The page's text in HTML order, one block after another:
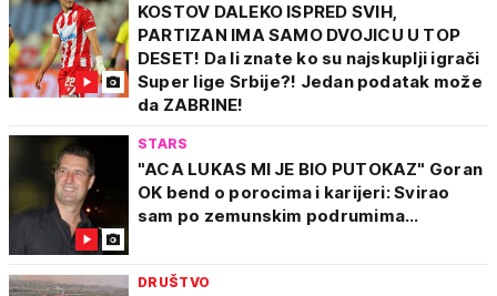
KOSTOV DALEKO ISPRED SVIH,
PARTIZAN IMA SAMO DVOJICU U TOP
DESET! Da li znate ko su najskuplji igrači
Super lige Srbije?! Jedan podatak može
da ZABRINE!
STARS
"ACA LUKAS MI JE BIO PUTOKAZ" Goran
OK bend o porocima i karijeri: Svirao
sam po zemunskim podrumima...
DRUŠTVO